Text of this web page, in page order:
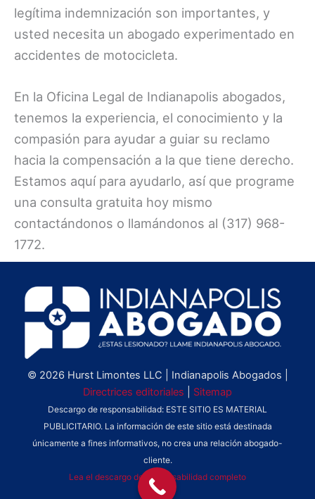
legítima indemnización son importantes, y
usted necesita un abogado experimentado en
accidentes de motocicleta.
En la Oficina Legal de Indianapolis abogados,
tenemos la experiencia, el conocimiento y la
compasión para ayudar a guiar su reclamo
hacia la compensación a la que tiene derecho.
Estamos aquí para ayudarlo, así que programe
una consulta gratuita hoy mismo
contactándonos o llamándonos al (317) 968-
1772.
© 2026 Hurst Limontes LLC | Indianapolis Abogados |
Directrices editoriales
Sitemap
Descargo de responsabilidad: ESTE SITIO ES MATERIAL
PUBLICITARIO. La información de este sitio está destinada
únicamente a fines informativos, no crea una relación abogado-
cliente.
Lea el descargo de responsabilidad completo